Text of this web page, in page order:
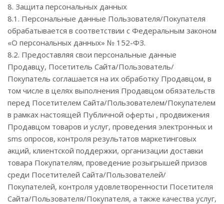
8. Защита персональных данных
8.1. Персональные данные Пользователя/Покупателя
обрабатывается в соответствии с Федеральным законом
«О персональных данных» № 152-ФЗ.
8.2. Предоставляя свои персональные данные
Продавцу, Посетитель Сайта/Пользователь/
Покупатель соглашается на их обработку Продавцом, в
том числе в целях выполнения Продавцом обязательств
перед Посетителем Сайта/Пользователем/Покупателем
в рамках настоящей Публичной оферты , продвижения
Продавцом товаров и услуг, проведения электронных и
sms опросов, контроля результатов маркетинговых
акций, клиентской поддержки, организации доставки
товара Покупателям, проведение розыгрышей призов
среди Посетителей Сайта/Пользователей/
Покупателей, контроля удовлетворенности Посетителя
Сайта/Пользователя/Покупателя, а также качества услуг,